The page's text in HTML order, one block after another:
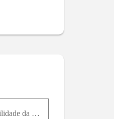
Admite-se que uma pane pode ocorrer em qualquer ponto de uma rede elétrica de 10 quilômetros.a. Qual é a probabilidade da pane ocorrer nos primeiros 500 metros? E de ocorrer nos 3 quilômetros centrais